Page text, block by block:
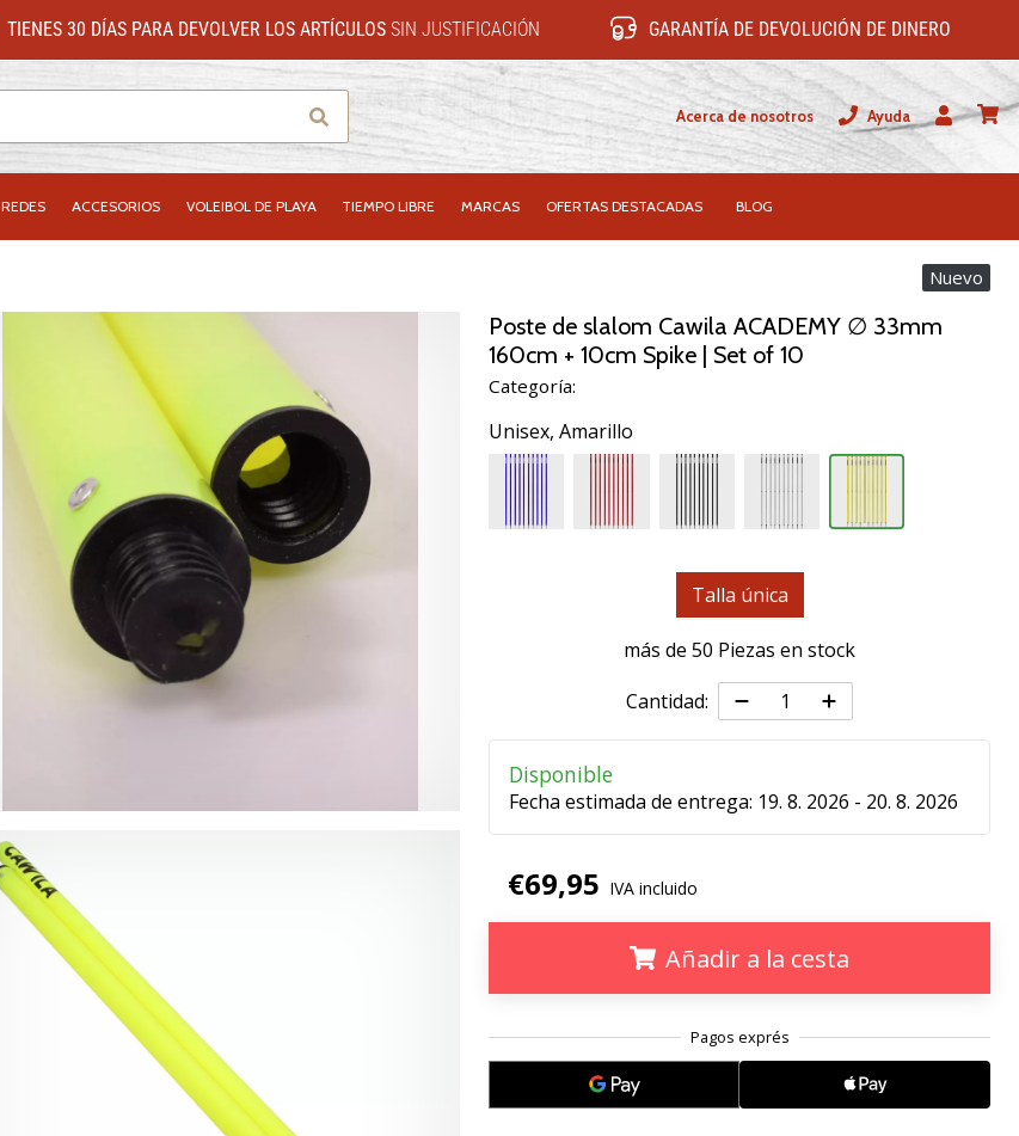
TIENES 30 DÍAS PARA DEVOLVER LOS ARTÍCULOS SIN JUSTIFICACIÓN GARANTÍA DE DEVOLUCIÓN DE DINERO
Buscar Acerca de nosotros
Ayuda
Usuario
REDES ACCESORIOS VOLEIBOL DE PLAYA TIEMPO LIBRE MARCAS OFERTAS DESTACADAS BLOG
Nuevo
Poste de slalom Cawila ACADEMY ∅ 33mm
160cm + 10cm Spike | Set of 10
Categoría:
Unisex, Amarillo
Talla única
más de 50 Piezas en stock
Cantidad:
Disponible
Fecha estimada de entrega: 19. 8. 2026 - 20. 8. 2026
€69,95 IVA incluido
Añadir a la cesta